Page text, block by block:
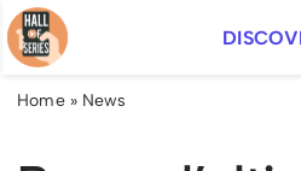
Vai
al
Home» News